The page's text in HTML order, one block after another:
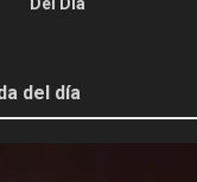
del día